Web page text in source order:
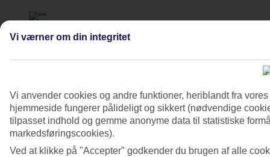
17/26
19/26
Vi værner om din integritet
Vi anvender cookies og andre funktioner, heriblandt fra
hjemmeside fungerer pålideligt og sikkert (nødvendige
tilpasset indhold og gemme anonyme data til statistiske
markedsføringscookies).
Ved at klikke på "Accepter" godkender du brugen af alle